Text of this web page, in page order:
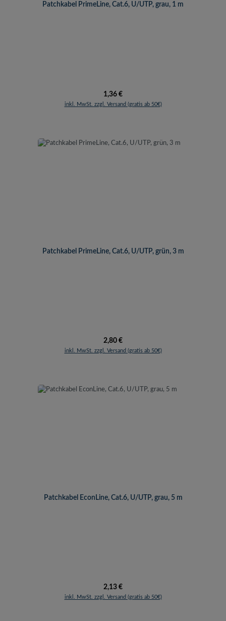
Patchkabel PrimeLine, Cat.6, U/UTP, grau, 1 m
Regulärer Preis:
1,36 €
inkl. MwSt. zzgl. Versand (gratis ab 50€)
Patchkabel PrimeLine, Cat.6, U/UTP, grün, 3 m
Regulärer Preis:
2,80 €
inkl. MwSt. zzgl. Versand (gratis ab 50€)
Patchkabel EconLine, Cat.6, U/UTP, grau, 5 m
Regulärer Preis:
2,13 €
inkl. MwSt. zzgl. Versand (gratis ab 50€)